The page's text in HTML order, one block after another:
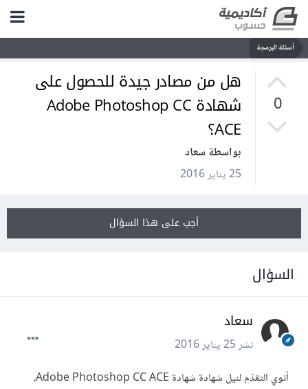
أسئلة البرمجة
0
هل من مصادر جيدة للحصول على
شهادة Adobe Photoshop CC
ACE؟
بواسطة سعاد
25 يناير 2016
أجب على هذا السؤال
السؤال
سعاد
نشر25 يناير 2016
أنوي التقدّم لنيل شهادة شهادة Adobe Photoshop CC ACE،